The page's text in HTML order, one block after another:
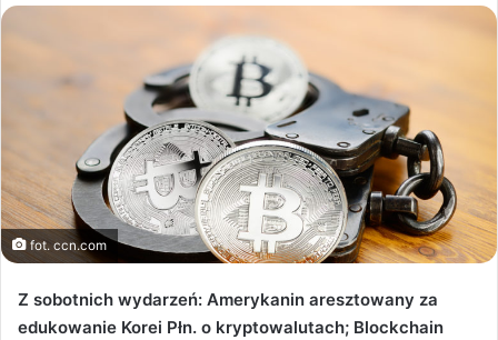
fot. ccn.com
Z sobotnich wydarzeń: Amerykanin aresztowany za
edukowanie Korei Płn. o kryptowalutach; Blockchain